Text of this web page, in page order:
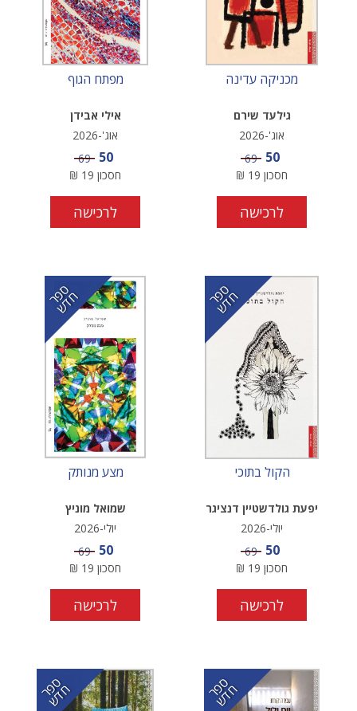
מכניקה עדינה
גילעד שירם
אוג'-2026
מחיר מבצע
50 מחיר
69
חסכון 19
₪
לרכישה
מפתח הגוף
אילי אבידן
אוג'-2026
מחיר מבצע
50 מחיר
69
חסכון 19
₪
לרכישה
ס
פ
ר
ח
ד
ש
הקול בתוכי
יפעת גולדשטיין דנציגר
יולי-2026
מחיר מבצע
50 מחיר
69
חסכון 19
₪
לרכישה
ס
פ
ר
ח
ד
ש
מצע מנותק
שמואל מוניץ
יולי-2026
מחיר מבצע
50 מחיר
69
חסכון 19
₪
לרכישה
ס
פ
ר
ח
ד
ש ס
פ
ר
ח
ד
ש